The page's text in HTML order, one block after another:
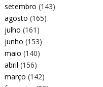
setembro (143)
agosto (165)
julho (161)
junho (153)
maio (140)
abril (156)
março (142)